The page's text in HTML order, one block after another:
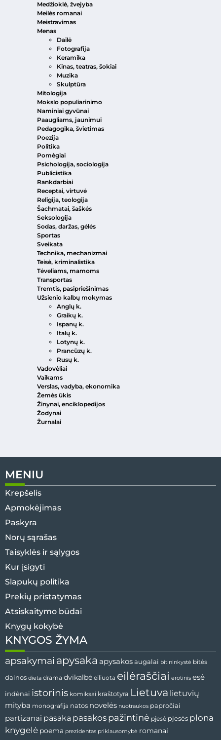
Medžioklė, žvejyba
Meilės romanai
Meistravimas
Menas
Dailė
Fotografija
Keramika
Kinas, teatras, šokiai
Muzika
Skulptūra
Mitologija
Mokslo populiarinimo
Naminiai gyvūnai
Paaugliams, jaunimui
Pedagogika, švietimas
Poezija
Politika
Pomėgiai
Psichologija, sociologija
Publicistika
Rankdarbiai
Receptai, virtuvė
Religija, teologija
Šachmatai, šaškės
Seksologija
Sodas, daržas, gėlės
Sportas
Sveikata
Technika, mechanizmai
Teisė, kriminalistika
Tėveliams, mamoms
Transportas
Tremtis, pasipriešinimas
Užsienio kalbų mokymas
Anglų k.
Graikų k.
Ispanų k.
Italų k.
Lotynų k.
Prancūzų k.
Rusų k.
Vadovėliai
Vaikams
Verslas, vadyba, ekonomika
Žemės ūkis
Žinynai, enciklopedijos
Žodynai
Žurnalai
MENIU
Krepšelis
Apmokėjimas
Paskyra
Norų sąrašas
Taisyklės ir sąlygos
Kur įsigyti
Slapukų politika
Prekių pristatymas
Atsiskaitymo būdai
Knygų kokybė
KNYGOS ŽYMA
apsakymai apysaka apysakos augalai bitininkystė bitės
dainos dieta drama dvikalbė eiliuota eilėraščiai erotinis esė
indėnai istorinis komiksai kraštotyra Lietuva lietuvių
mityba monografija natos novelės nuotraukos papročiai
partizanai pasaka pasakos pažintinė pjesė pjesės plona
knygelė poema prezidentas priklausomybė romanai